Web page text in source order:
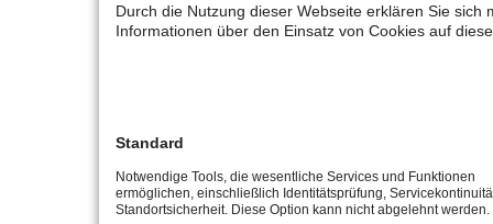
Durch die Nutzung dieser Webseite erklären Sie
Informationen über den Einsatz von Cookies auf
Standard
Notwendige Tools, die wesentliche Services und Funktionen
ermöglichen, einschließlich Identitätsprüfung,
Standortsicherheit. Diese Option kann nicht abgelehnt werden.